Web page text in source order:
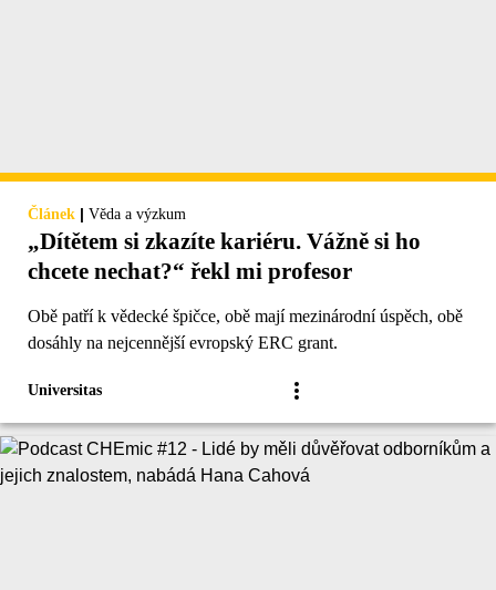
Článek | Věda a výzkum
„Dítětem si zkazíte kariéru. Vážně si ho
chcete nechat?“ řekl mi profesor
Obě patří k vědecké špičce, obě mají mezinárodní úspěch, obě
dosáhly na nejcennější evropský ERC grant.
Universitas